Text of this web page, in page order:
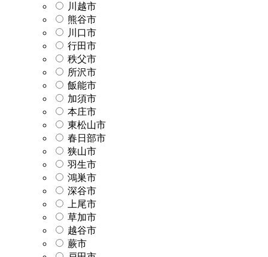
川越市
熊谷市
川口市
行田市
秩父市
所沢市
飯能市
加須市
本庄市
東松山市
春日部市
狭山市
羽生市
鴻巣市
深谷市
上尾市
草加市
越谷市
蕨市